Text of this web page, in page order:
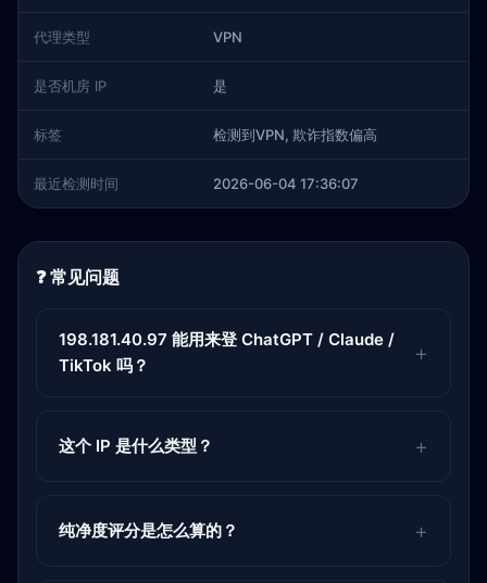
代理类型 VPN
是否机房 IP 是
标签 检测到VPN, 欺诈指数偏高
最近检测时间 2026-06-04 17:36:07
❓ 常见问题
198.181.40.97 能用来登 ChatGPT / Claude /
TikTok 吗？
这个 IP 是什么类型？
纯净度评分是怎么算的？